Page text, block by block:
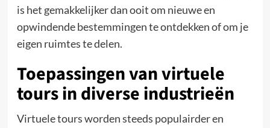
is het gemakkelijker dan ooit om nieuwe en
opwindende bestemmingen te ontdekken of om je
eigen ruimtes te delen.
Toepassingen van virtuele
tours in diverse industrieën
Virtuele tours worden steeds populairder en